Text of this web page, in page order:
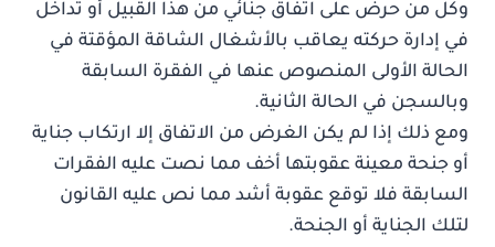
وكل من حرض على اتفاق جنائي من هذا القبيل أو تداخل
في إدارة حركته يعاقب بالأشغال الشاقة المؤقتة في
الحالة الأولى المنصوص عنها في الفقرة السابقة
وبالسجن في الحالة الثانية.
ومع ذلك إذا لم يكن الغرض من الاتفاق إلا ارتكاب جناية
أو جنحة معينة عقوبتها أخف مما نصت عليه الفقرات
السابقة فلا توقع عقوبة أشد مما نص عليه القانون
لتلك الجناية أو الجنحة.